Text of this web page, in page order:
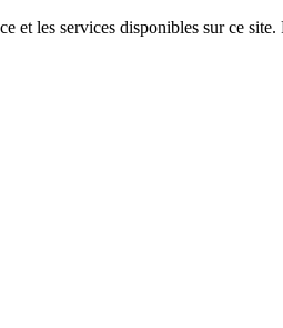
les services disponibles sur ce